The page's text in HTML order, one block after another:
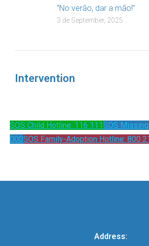
“No verão, dar a mão!”
3 de September, 2025
Intervention
SOS Child Hotline: 116 111SOS
000SOS Family-Adoption Hotline: 800
Address: